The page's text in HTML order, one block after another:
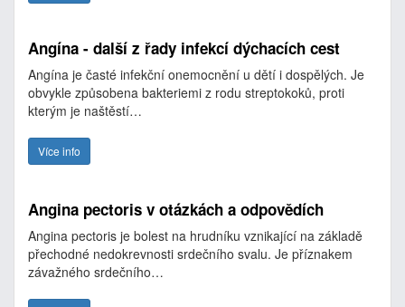
Angína - další z řady infekcí dýchacích cest
Angína je časté infekční onemocnění u dětí i dospělých. Je
obvykle způsobena bakteriemi z rodu streptokoků, proti
kterým je naštěstí…
Více info
Angina pectoris v otázkách a odpovědích
Angina pectoris je bolest na hrudníku vznikající na základě
přechodné nedokrevnosti srdečního svalu. Je příznakem
závažného srdečního…